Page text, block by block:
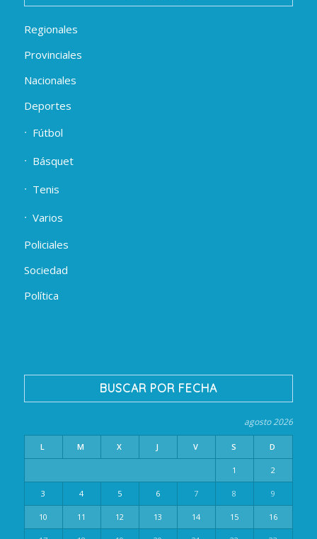
Regionales
Provinciales
Nacionales
Deportes
Fútbol
Básquet
Tenis
Varios
Policiales
Sociedad
Política
BUSCAR POR FECHA
agosto 2026
L M X J V S D
1 2
3 4 5 6 7 8 9
10 11 12 13 14 15 16